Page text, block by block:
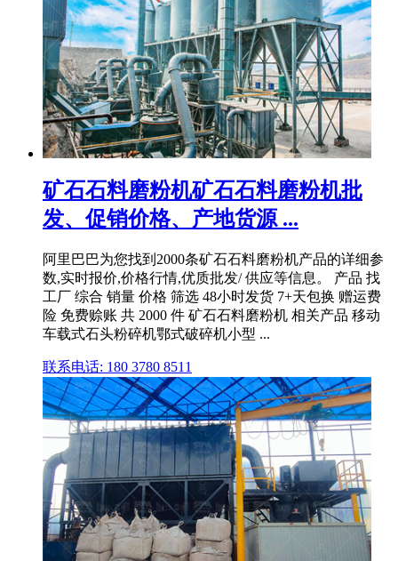
矿石石料磨粉机矿石石料磨粉机批
发、促销价格、产地货源 ...
阿里巴巴为您找到2000条矿石石料磨粉机产品的详细参
数,实时报价,价格行情,优质批发/ 供应等信息。 产品 找
工厂 综合 销量 价格 筛选 48小时发货 7+天包换 赠运费
险 免费赊账 共 2000 件 矿石石料磨粉机 相关产品 移动
车载式石头粉碎机鄂式破碎机小型 ...
联系电话: 180 3780 8511